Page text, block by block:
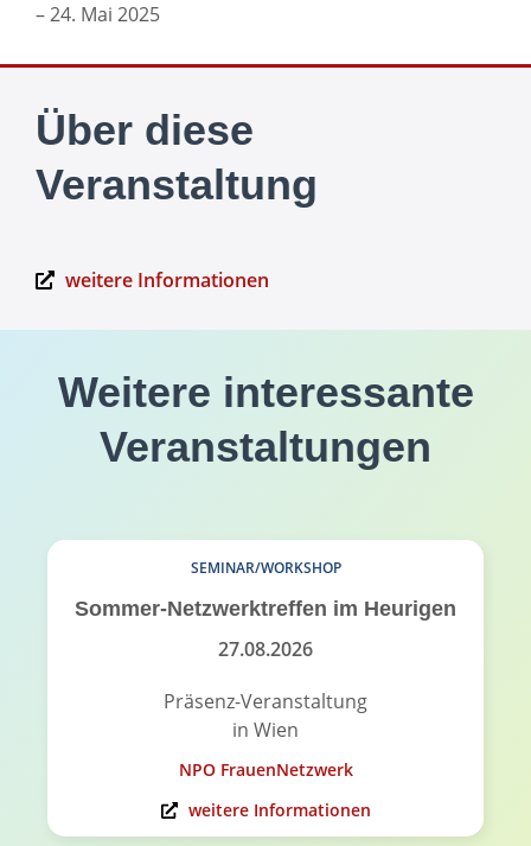
– 24. Mai 2025
Über diese
Veranstaltung
weitere Informationen
Weitere interessante
Veranstaltungen
SEMINAR/WORKSHOP
Sommer-Netzwerktreffen im Heurigen
27.08.2026
Präsenz-Veranstaltung
in Wien
NPO FrauenNetzwerk
weitere Informationen